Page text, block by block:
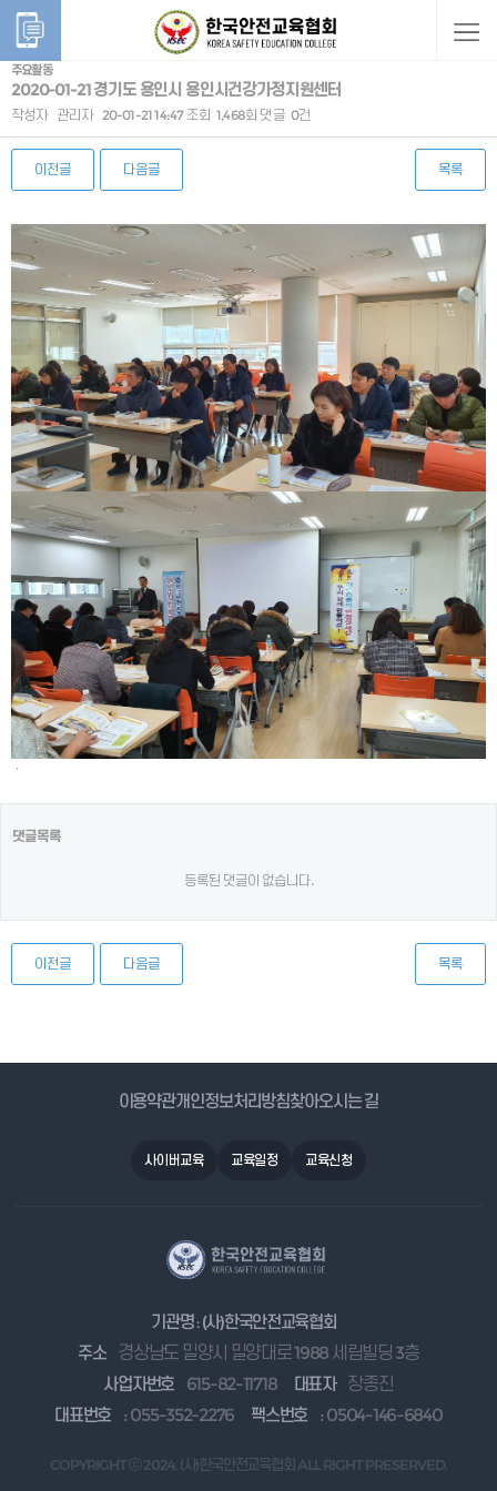
주요활동
2020-01-21 경기도 용인시 용인시건강가정지원센터
작성자 관리자 20-01-21 14:47조회 1,468회 댓글 0건
이전글 다음글 목록
본문
ㆍ
댓글목록
등록된 댓글이 없습니다.
이전글 다음글 목록
이용약관개인정보처리방침찾아오시는 길
사이버교육 교육일정 교육신청
기관명 : (사)한국안전교육협회
주소
경상남도 밀양시 밀양대로 1988 세림빌딩 3층
사업자번호
615-82-11718 대표자 장종진
대표번호
: 055-352-2276 팩스번호 : 0504-146-6840
COPYRIGHT ⓒ 2024. (사)한국안전교육협회 ALL RIGHT PRESERVED.